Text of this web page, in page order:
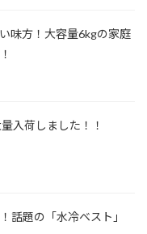
味方！大容量6kgの家庭
入荷しました！！
話題の「水冷ベスト」